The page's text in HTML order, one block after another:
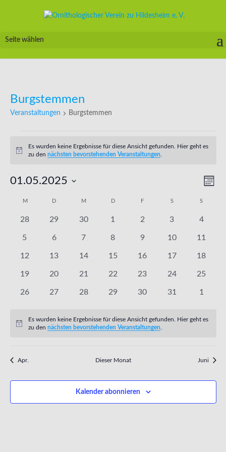
Seite wählen
Burgstemmen
Veranstaltungen Burgstemmen
Hinweis
Es wurden keine Ergebnisse für diese Ansicht gefunden. Hier geht es
zu dennächsten bevorstehenden Veranstaltungen
Monat
01.05.2025
Kalender
Veranstaltungen
M D DIENSTAGM MITTWOCH
DDONNERSTAG
F SSAMSTAG S
0
28
0
29
0
30
0
1
0
2
0
3
0
4
0
5
0
6
0
7
0
8
0
9
0
10
0
11
0
12
0
13
0
14
0
15
0
16
0
17
0
18
0
19
0
20
0
21
0
22
0
23
0
24
0
25
0
26
0
27
0
28
0
29
0
30
0
31
0
1
Hinweis
Es wurden keine Ergebnisse für diese Ansicht gefunden. Hier geht es
zu dennächsten bevorstehenden Veranstaltungen
Apr. Dieser Monat Juni
Kalender abonnieren